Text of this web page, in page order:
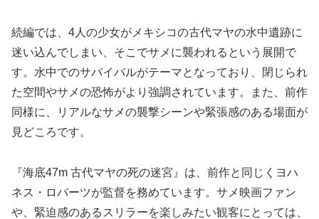
続編では、4人の少女がメキシコの古代マヤの水中遺跡に
迷い込んでしまい、そこでサメに襲われるという展開で
す。水中でのサバイバルがテーマとなっており、閉じられ
た空間やサメの恐怖がより強調されています。また、前作
同様に、リアルなサメの襲撃シーンや緊張感のある場面が
見どころです。
『海底47m 古代マヤの死の迷宮』は、前作と同じくヨハ
ネス・ロバーツが監督を務めています。サメ映画ファン
や、緊迫感のあるスリラーを楽しみたい観客にとっては、